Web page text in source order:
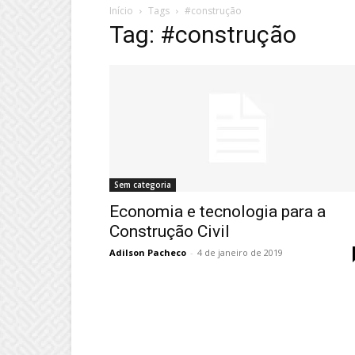
Início Tags #construção
Tag: #construção
Sem categoria
Economia e tecnologia para a
Construção Civil
Adilson Pacheco - 4 de janeiro de 2019